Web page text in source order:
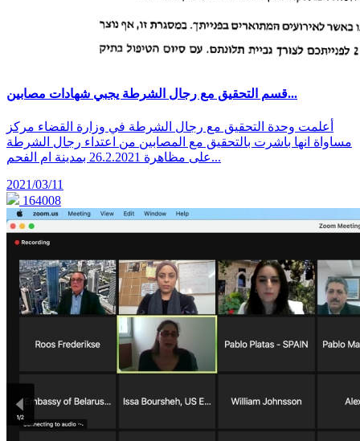
قسم التحقيق مع رجال الشرطة يجبي شهادات مصابين...
أعلمت وحدة التحقيق مع رجال الشرطة في وزارة القضاء مركز
مساواة انها باشرت بالتحقيق مع المصابين من اعتداء رجال الشرطة
على مظاهرة 26.2.2021 بمدينة ام الفحم...
2021/03/11
164008